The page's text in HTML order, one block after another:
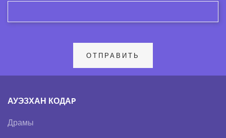
АУЭЗХАН КОДАP
Драмы